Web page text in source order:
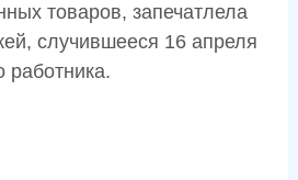
товаров, запечатлела
случившееся 16 апреля
работника.